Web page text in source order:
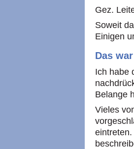
Gez.
Soweit
Einigen
Das
Ich habe
Belange
Vieles